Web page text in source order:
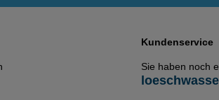
Kundenservice
Sie haben noch